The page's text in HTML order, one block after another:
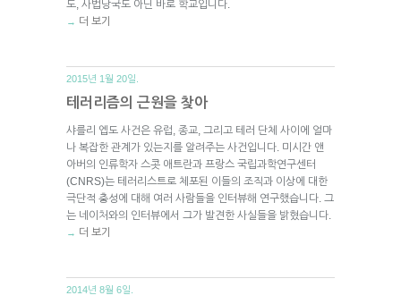
도, 사법당국도 아닌 바로 학교입니다.
→ 더 보기
2015년 1월 20일.
테러리즘의 근원을 찾아
샤를리 엡도 사건은 유럽, 종교, 그리고 테러 단체 사이에 얼마
나 복잡한 관계가 있는지를 알려주는 사건입니다. 미시간 앤
아버의 인류학자 스콧 애트란과 프랑스 국립과학연구센터
(CNRS)는 테러리스트로 체포된 이들의 조직과 이상에 대한
극단적 충성에 대해 여러 사람들을 인터뷰해 연구했습니다. 그
는 네이처와의 인터뷰에서 그가 발견한 사실들을 밝혔습니다.
→ 더 보기
2014년 8월 6일.